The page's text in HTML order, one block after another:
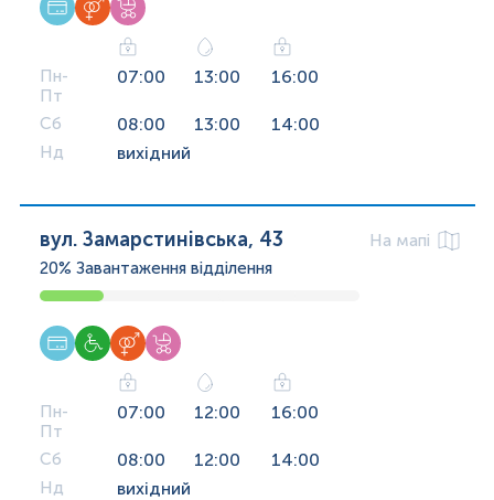
Пн-
Пт
07:00 13:00 16:00
Сб 08:00 13:00 14:00
Нд вихідний
вул. Замарстинівська, 43
На мапі
20% Завантаження відділення
Пн-
Пт
07:00 12:00 16:00
Сб 08:00 12:00 14:00
Нд вихідний